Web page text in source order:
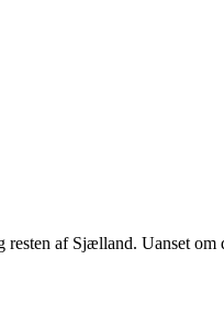
af Sjælland. Uanset om